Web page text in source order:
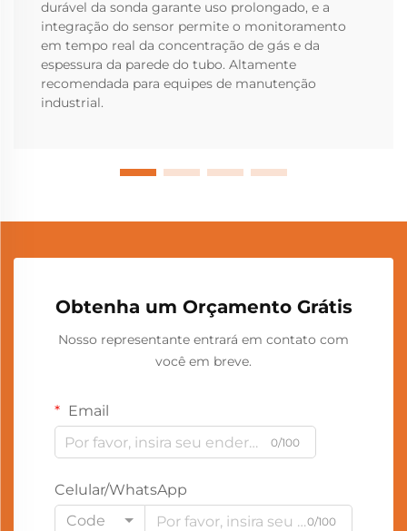
durável da sonda garante uso prolongado, e a
integração do sensor permite o monitoramento
em tempo real da concentração de gás e da
espessura da parede do tubo. Altamente
recomendada para equipes de manutenção
industrial.
Obtenha um Orçamento Grátis
Nosso representante entrará em contato com
você em breve.
Email
0/100
Celular/WhatsApp
Code
0/100